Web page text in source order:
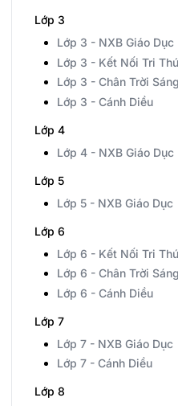
Lớp 3
Lớp 3 - NXB Giáo Dục
Lớp 3 - Kết Nối Tri
Lớp 3 - Chân Trời
Lớp 3 - Cánh Diều
Lớp 4
Lớp 4 - NXB Giáo Dục
Lớp 5
Lớp 5 - NXB Giáo Dục
Lớp 6
Lớp 6 - Kết Nối Tri
Lớp 6 - Chân Trời
Lớp 6 - Cánh Diều
Lớp 7
Lớp 7 - NXB Giáo Dục
Lớp 7 - Cánh Diều
Lớp 8